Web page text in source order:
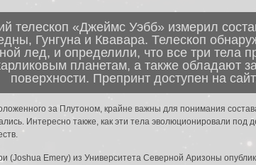
телескоп «Джеймс Уэбб» измерил
Гунгуна и Квавара. Телескоп
лед, и определили, что все три тела
планетам, а также обладают
поверхности. Препринт доступен на
за Плутоном, крайне важны для понимания
Интересно также, как эти тела эволюционировали под
(Joshua Emery) из Университета Северной Аризоны